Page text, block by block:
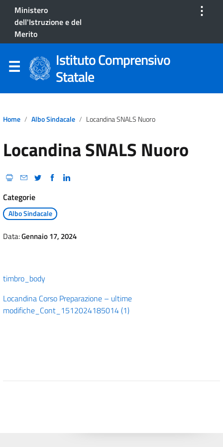
Ministero
dell'Istruzione e del
Merito
⋮
Istituto Comprensivo
Statale
Home Albo Sindacale Locandina SNALS Nuoro
Locandina SNALS Nuoro
Categorie
Albo Sindacale
Data:Gennaio 17, 2024
timbro_body
Locandina Corso Preparazione – ultime
modifiche_Cont_1512024185014 (1)